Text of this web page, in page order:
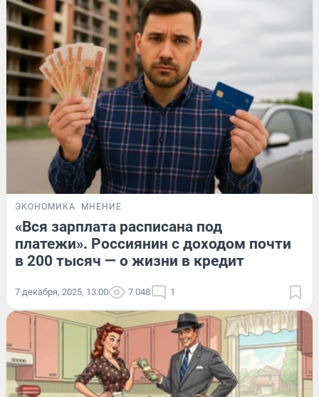
ЭКОНОМИКА МНЕНИЕ
«Вся зарплата расписана под
платежи». Россиянин с доходом почти
в 200 тысяч — о жизни в кредит
7 декабря, 2025, 13:00 7 048 1